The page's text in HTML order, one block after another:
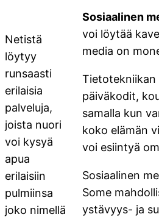
Netistä
löytyy
runsaasti
erilaisia
palveluja,
joista nuori
voi kysyä
apua
erilaisiin
pulmiinsa
joko nimellä
Sosiaalinen
voi löytää
media on
Tietotekniikan
päiväkodit,
samalla kun
koko elämän
voi esiintyä
Sosiaalinen
Some
ystävyys- ja